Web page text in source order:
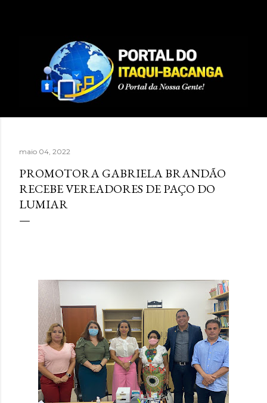
maio 04, 2022
PROMOTORA GABRIELA BRANDÃO
RECEBE VEREADORES DE PAÇO DO
LUMIAR